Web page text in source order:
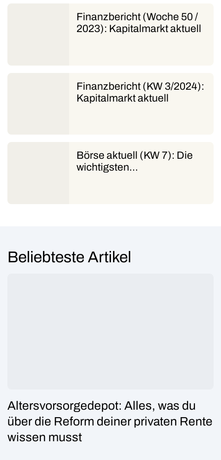
Finanzbericht (Woche 50 /
2023): Kapitalmarkt aktuell
Finanzbericht (KW 3/2024):
Kapitalmarkt aktuell
Börse aktuell (KW 7): Die
wichtigsten…
Beliebteste Artikel
Altersvorsorgedepot: Alles, was du
über die Reform deiner privaten Rente
wissen musst